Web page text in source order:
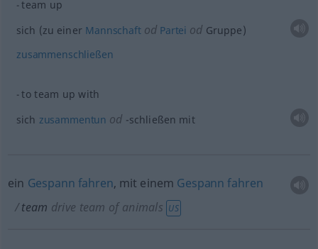
team up
sich (zu einer Mannschaftod Partei od Gruppe)
zusammenschließen
to team up with
sich zusammentun od -schließen mit
ein Gespann fahren, mit einem Gespann fahren
team drive team of animals US